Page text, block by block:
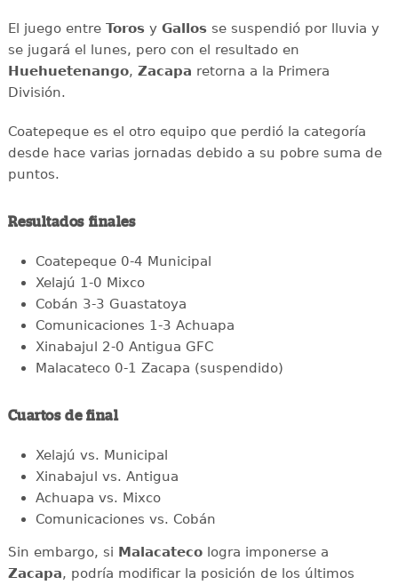
El juego entre Torosy Gallosse suspendió por lluvia y
se jugará el lunes, pero con el resultado en
Huehuetenango, Zacapa retorna a la Primera
División.
Coatepeque es el otro equipo que perdió la categoría
desde hace varias jornadas debido a su pobre suma de
puntos.
Resultados finales
Coatepeque 0-4 Municipal
Xelajú 1-0 Mixco
Cobán 3-3 Guastatoya
Comunicaciones 1-3 Achuapa
Xinabajul 2-0 Antigua GFC
Malacateco 0-1 Zacapa (suspendido)
Cuartos de final
Xelajú vs. Municipal
Xinabajul vs. Antigua
Achuapa vs. Mixco
Comunicaciones vs. Cobán
Sin embargo, si Malacatecologra imponerse a
Zacapa, podría modificar la posición de los últimos